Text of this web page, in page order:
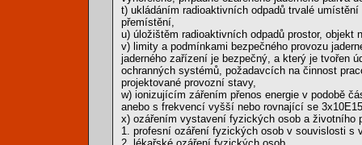
t) ukládáním radioaktivních odpadů trvalé
přemístění,
u) úložištěm radioaktivních odpadů prostor,
v) limity a podmínkami bezpečného provozu
jaderného zařízení je bezpečný, a který je tvořen
ochranných systémů, požadavcích na činnost
projektované provozní stavy,
w) ionizujícím zářením přenos energie v podobě
anebo s frekvencí vyšší nebo rovnající se
x) ozářením vystavení fyzických osob a životního
1. profesní ozáření fyzických osob v souvislosti s